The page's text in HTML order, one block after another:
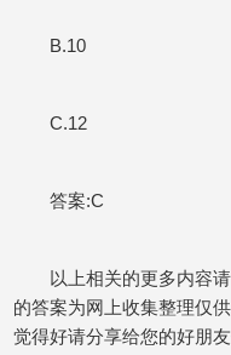
B.10
C.12
答案:C
以上相关的更多内容
的答案为网上收集整理仅
觉得好请分享给您的好朋友